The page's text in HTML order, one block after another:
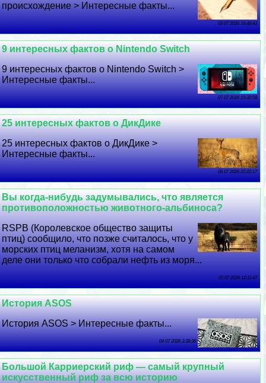
происхождение > Интересные факты...
08 07 2026 16:48:43
9 интересных фактов о Nintendo Switch
9 интересных фактов о Nintendo Switch >
Интересные факты...
07 07 2026 19:32:58
25 интересных фактов о ДикДике
25 интересных фактов о ДикДике >
Интересные факты...
06 07 2026 22:22:17
Вы когда-нибудь задумывались, что является
противоположностью животного-альбиноса?
RSPB (Королевское общество защиты
птиц) сообщило, что позже считалось, что у
морских птиц меланизм, хотя на самом
деле они только что собрали нефть из моря...
05 07 2026 12:11:47
История ASOS
История ASOS > Интересные факты...
04 07 2026 3:38:36
Большой Карриерский риф — самый крупный
искусственный риф за всю историю